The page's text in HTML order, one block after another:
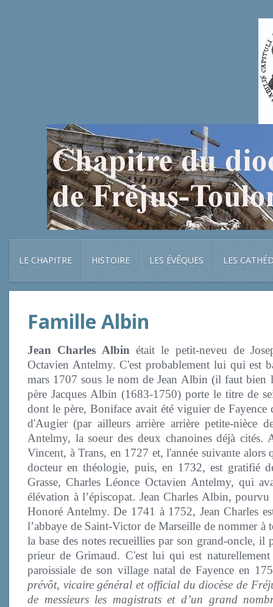
LE CHAPITRE HISTOIRE LES ÉVÊQUES LES
Famille Albin
Jean Charles Albin était le petit-neveu de
Octavien Antelmy. C'est probablement lui qui est
mars 1707 sous le nom de Jean Albin (il faut bien
père Jacques Albin (1683-1750) porte le titre de
dont le père, Boniface avait été viguier de Fayence
d'Augier (par ailleurs arrière arrière petite-nièce
Antelmy, la soeur des deux chanoines déjà cités.
Vincent, à Trans, en 1727 et, l'année suivante
docteur en théologie, puis, en 1732, est gratifié
Grasse, Charles Léonce Octavien Antelmy, qui
élévation à l’épiscopat. Jean Charles Albin,
Honoré Antelmy. De 1741 à 1752, Jean Charles
l’abbaye de Saint-Victor de Marseille de nommer à
la base des notes recueillies par son grand-oncle,
prieur de Grimaud. C'est lui qui est
paroissiale de son village natal de Fayence en
prévôt, vicaire général et official du diocèse de
de messieurs les magistrats et d’un grand